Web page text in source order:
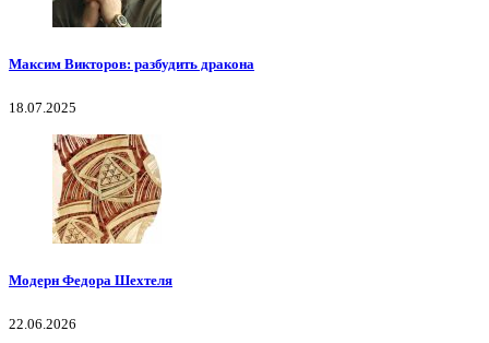
Максим Викторов: разбудить дракона
18.07.2025
Модерн Федора Шехтеля
22.06.2026